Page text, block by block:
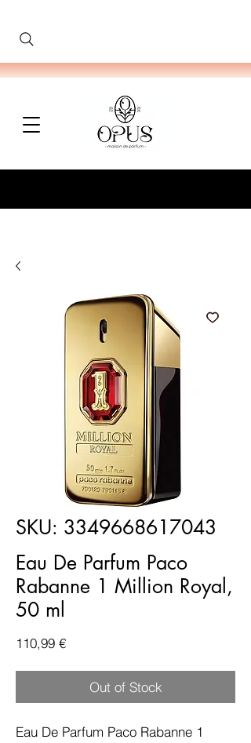
SKU: 3349668617043
Eau De Parfum Paco
Rabanne 1 Million Royal,
50 ml
110,99 €Price
Out of Stock
Eau De Parfum Paco Rabanne 1